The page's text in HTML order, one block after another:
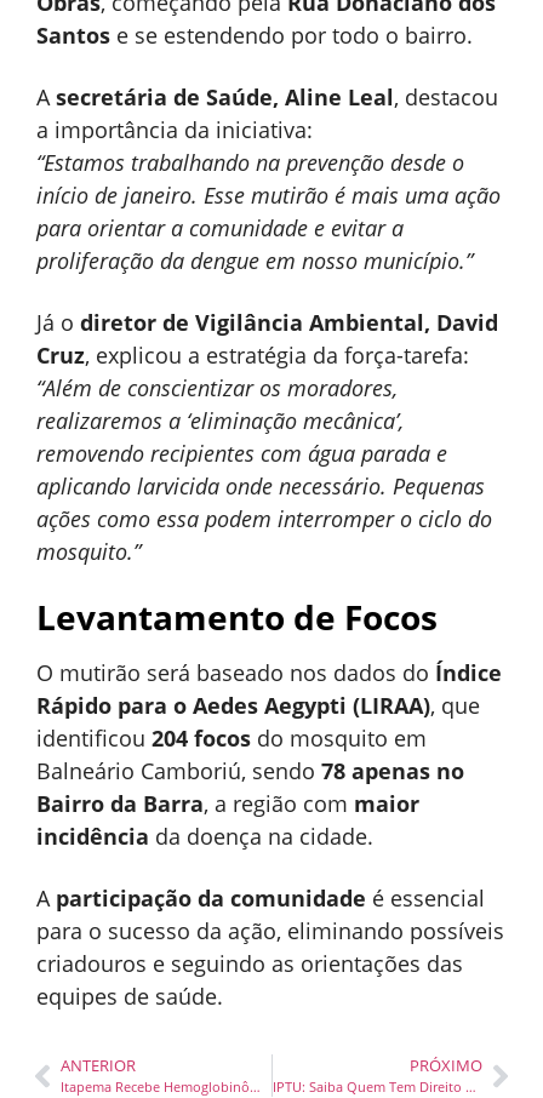
Santos e se estendendo por todo o bairro.
Asecretária de Saúde, Aline Leal, destacou
a importância da iniciativa:
“Estamos trabalhando na prevenção desde o
início de janeiro. Esse mutirão é mais uma ação
para orientar a comunidade e evitar a
proliferação da dengue em nosso município.”
Já o diretor de Vigilância Ambiental, David
Cruz, explicou a estratégia da força-tarefa:
“Além de conscientizar os moradores,
realizaremos a ‘eliminação mecânica’,
removendo recipientes com água parada e
aplicando larvicida onde necessário. Pequenas
ações como essa podem interromper o ciclo do
mosquito.”
Levantamento de Focos
O mutirão será baseado nos dados do Índice
Rápido para o Aedes Aegypti (LIRAA), que
identificou 204 focos do mosquito em
Balneário Camboriú, sendo 78 apenas no
Bairro da Barra, a região com maior
incidência da doença na cidade.
A participação da comunidade é essencial
para o sucesso da ação, eliminando possíveis
criadouros e seguindo as orientações das
equipes de saúde.
ANTERIOR
Itapema Recebe Hemoglobinômetros para Auxiliar no Atendimento de Casos de Dengue
PRÓXIMO
IPTU: Saiba Quem Tem Direito às Isenções em Balneário Camboriú